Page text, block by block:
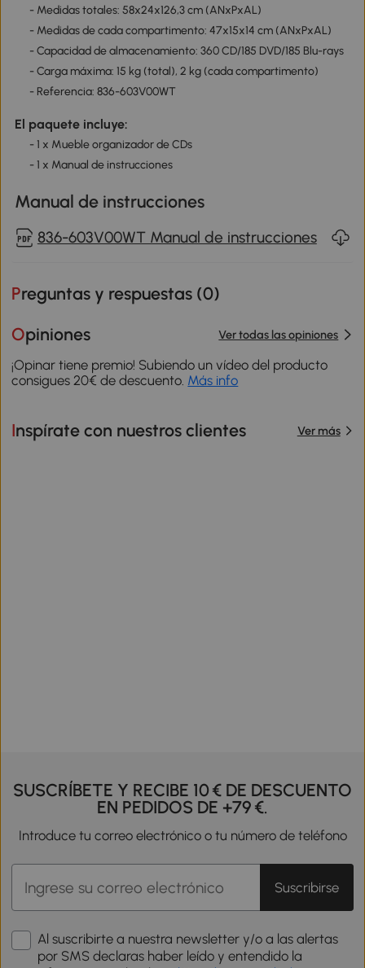
- Medidas totales: 58x24x126,3 cm (ANxPxAL)
- Medidas de cada compartimento: 47x15x14 cm (ANxPxAL)
- Capacidad de almacenamiento: 360 CD/185 DVD/185 Blu-rays
- Carga máxima: 15 kg (total), 2 kg (cada compartimento)
- Referencia: 836-603V00WT
El paquete incluye:
- 1 x Mueble organizador de CDs
- 1 x Manual de instrucciones
Manual de instrucciones
836-603V00WT Manual de instrucciones
Preguntas y respuestas (0)
Opiniones Ver todas las opiniones
¡Opinar tiene premio! Subiendo un vídeo del producto
consigues 20€ de descuento. Más info
Inspírate con nuestros clientes Ver más
SUSCRÍBETE Y RECIBE 10 € DE DESCUENTO
EN PEDIDOS DE +79 €.
Introduce tu correo electrónico o tu número de teléfono
Suscribirse
Al suscribirte a nuestra newsletter y/o a las alertas
por SMS declaras haber leído y entendido la